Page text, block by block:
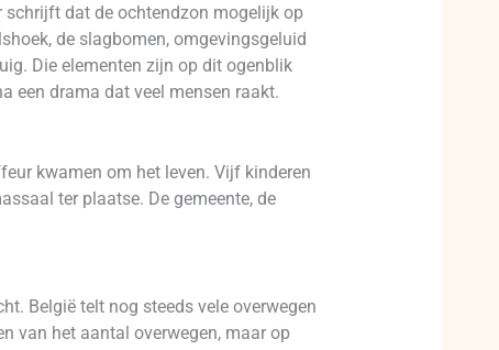
schrijft dat de ochtendzon mogelijk op
de slagbomen, omgevingsgeluid
Die elementen zijn op dit ogenblik
een drama dat veel mensen raakt.
kwamen om het leven. Vijf kinderen
ter plaatse. De gemeente, de
België telt nog steeds vele overwegen
van het aantal overwegen, maar op